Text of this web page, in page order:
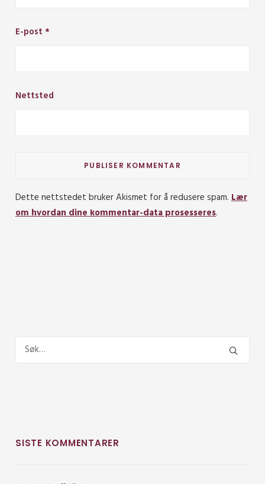
E-post *
Nettsted
Dette nettstedet bruker Akismet for å redusere spam. Lær
om hvordan dine kommentar-data prosesseres.
SISTE KOMMENTARER